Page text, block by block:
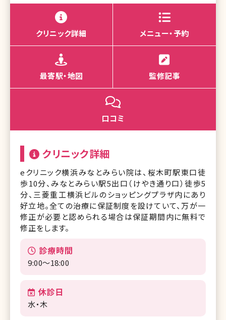
クリニック詳細 メニュー・予約
最寄駅・地図 監修記事
口コミ
クリニック詳細
eクリニック横浜みなとみらい院は、桜木町駅東口徒
歩10分、みなとみらい駅5出口（けやき通り口）徒歩5
分、三菱重工横浜ビルのショッピングプラザ内にあり
好立地。全ての治療に保証制度を設けていて、万が一
修正が必要と認められる場合は保証期間内に無料で
修正をします。
診療時間
9:00〜18:00
休診日
水・木